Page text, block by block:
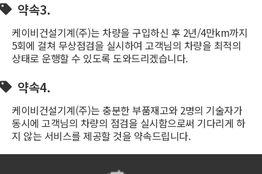
약속3.
케이비건설기계(주)는 차량을 구입하신 후 2년/4만km까지
5회에 걸쳐 무상점검을 실시하여 고객님의 차량을 최적의
상태로 운행할 수 있도록 도와드리겠습니다.
약속4.
케이비건설기계(주)는 충분한 부품재고와 2명의 기술자가
동시에 고객님의 차량의 점검을 실시함으로써 기다리게 하
지 않는 서비스를 제공할 것을 약속드립니다.